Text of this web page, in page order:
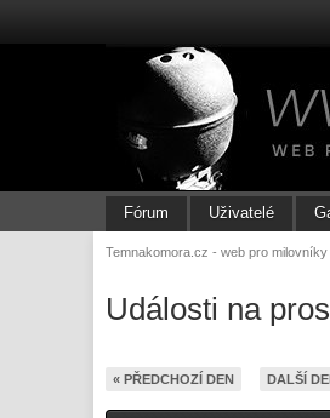
Fórum Uživatelé
Temnakomora.cz - web pro
Události na
« PŘEDCHOZÍ DEN DALŠÍ